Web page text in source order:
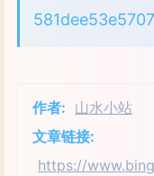
36
40
41
42
return
作者: 山水小站
文章链接:
https://